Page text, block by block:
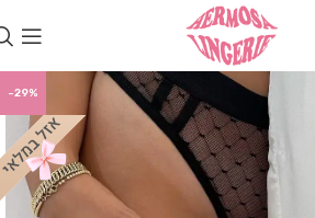
-29%